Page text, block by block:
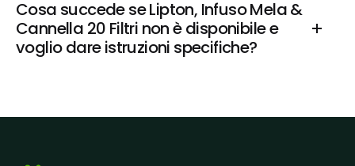
Cosa succede se Lipton, Infuso Mela &
Cannella 20 Filtri non è disponibile e
voglio dare istruzioni specifiche?